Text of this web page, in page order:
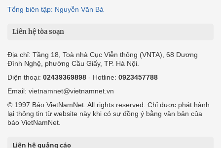
Tổng biên tập: Nguyễn Văn Bá
Liên hệ tòa soạn
Địa chỉ: Tầng 18, Toà nhà Cục Viễn thông (VNTA), 68 Dương
Đình Nghệ, phường Cầu Giấy, TP. Hà Nội.
Điện thoại: 02439369898 - Hotline: 0923457788
Email: vietnamnet@vietnamnet.vn
© 1997 Báo VietNamNet. All rights reserved. Chỉ được phát hành
lại thông tin từ website này khi có sự đồng ý bằng văn bản của
báo VietNamNet.
Liên hệ quảng cáo